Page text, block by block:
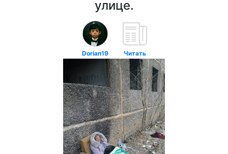
улице.
Dorian19 Читать